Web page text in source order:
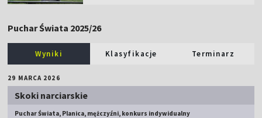
Puchar Świata 2025/26
Wyniki Klasyfikacje Terminarz
29 MARCA 2026
Skoki narciarskie
Puchar Świata, Planica, mężczyźni, konkurs indywidualny